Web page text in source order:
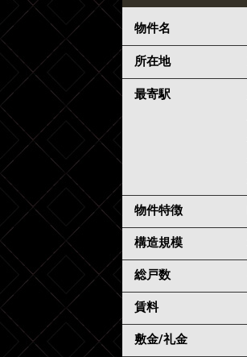
物件名
所在地
最寄駅
物件特徴
構造規模
総戸数
賃料
敷金/礼金